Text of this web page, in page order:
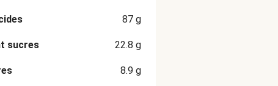
87 g
sucres 22.8 g
8.9 g